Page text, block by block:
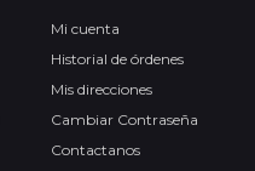
Mi cuenta
Historial de órdenes
Mis direcciones
Cambiar Contraseña
Contactanos